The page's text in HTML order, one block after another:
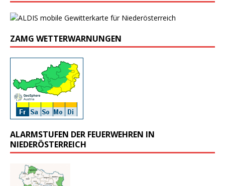
ZAMG WETTERWARNUNGEN
ALARMSTUFEN DER FEUERWEHREN IN
NIEDERÖSTERREICH